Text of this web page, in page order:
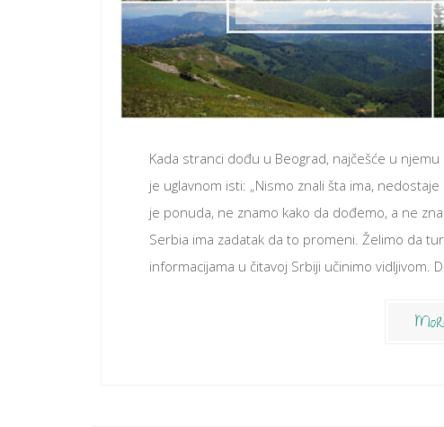
Kada stranci dođu u Beograd, najčešće u
je uglavnom isti: „Nismo znali šta ima,
je ponuda, ne znamo kako da dođemo, a ne
Serbia ima zadatak da to promeni. Želimo da
informacijama u čitavoj Srbiji učinimo vidljivom.